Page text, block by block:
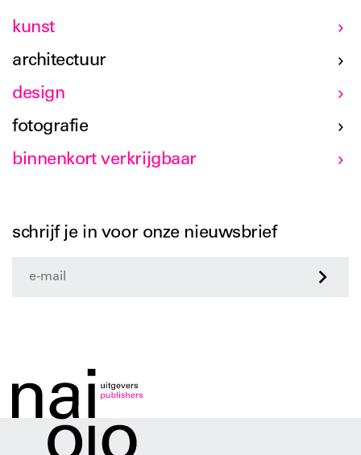
kunst
architectuur
design
fotografie
binnenkort verkrijgbaar
schrijf je in voor onze nieuwsbrief